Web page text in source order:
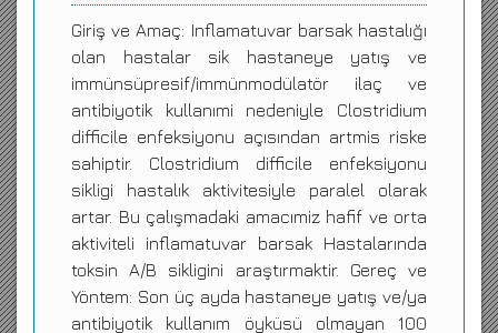
Giriş ve Amaç: Inflamatuvar barsak hastalığı
olan hastalar sik hastaneye yatış ve
immünsüpresif/immünmodülatör ilaç ve
antibiyotik kullanımi nedeniyle Clostridium
difficile enfeksiyonu açısından artmis riske
sahiptir. Clostridium difficile enfeksiyonu
sikligi hastalık aktivitesiyle paralel olarak
artar. Bu çalışmadaki amacımiz hafif ve orta
aktiviteli inflamatuvar barsak Hastalarında
toksin A/B sikligini araştırmaktir. Gereç ve
Yöntem: Son üç ayda hastaneye yatış ve/ya
antibiyotik kullanım öyküsü olmayan 100